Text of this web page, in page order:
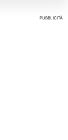
PUBBLICITÀ